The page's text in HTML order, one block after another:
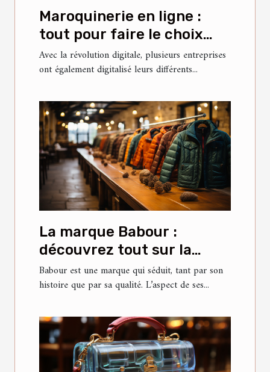
Maroquinerie en ligne :
tout pour faire le choix
idéal ?
Avec la révolution digitale, plusieurs entreprises
ont également digitalisé leurs différents...
La marque Babour :
découvrez tout sur la
veste Bedale
Babour est une marque qui séduit, tant par son
histoire que par sa qualité. L’aspect de ses...